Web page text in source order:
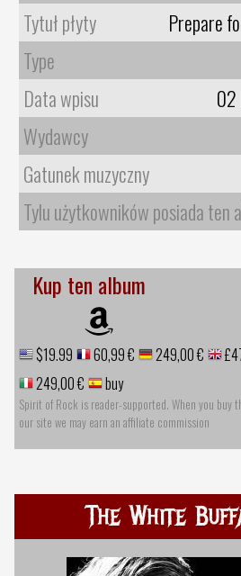
Tytuł płyty
Prepare
Type
Data wpisu
02
Wydawcy
Gatunek muzyczny
Tylu użytkowników posiada ten
Kup ten album
$19.99 60,99 € 249,00 €
249,00 €
buy
Spirit of Rock is reader-supported. When you buy
our site we may earn an affiliate commission
The White